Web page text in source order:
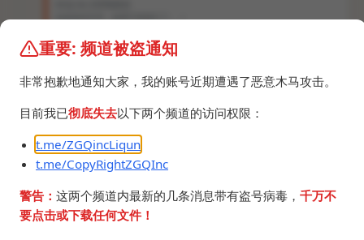
知道是AI月亮，效果不错就行了。（
重要: 频道被盗通知
非常抱歉地通知大家，我的账号近期遭遇了恶意木马攻击。
目前我已彻底失去以下两个频道的访问权限：
t.me/ZGQincLiqun
t.me/CopyRightZGQInc
警告： 这两个频道内最新的几条消息带有盗号病毒， 千万不
要点击或下载任何文件！